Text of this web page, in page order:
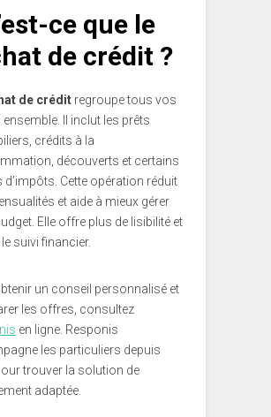
ce que le
de crédit ?
de crédit regroupe tous vos
Il inclut les prêts
crédits à la
découverts et certains
d’impôts. Cette opération réduit
et aide à mieux gérer
Elle offre plus de lisibilité et
suivi financier.
un conseil personnalisé et
les offres, consultez
en ligne. Responis
les particuliers depuis
trouver la solution de
adaptée.